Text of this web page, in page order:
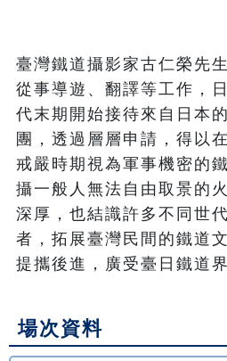
臺灣鐵道攝影家古仁榮先
從事導遊、翻譯等工作，
代末期開始接待來自日本
團，透過層層申請，得以
戒嚴時期視為軍事機密的
攝一般人無法自由取景的
深厚，也結識許多不同世
者，拓展臺灣民間的鐵道
場次資料